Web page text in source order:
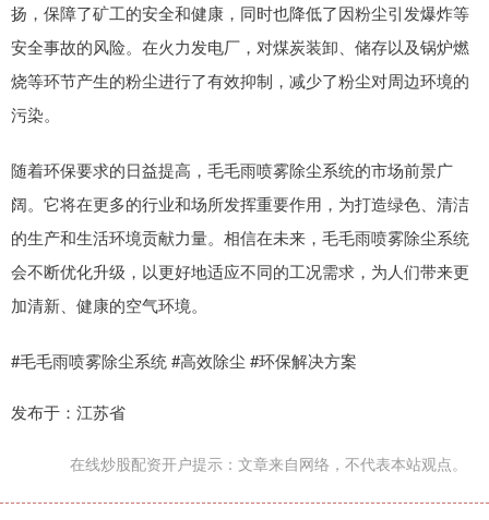
扬，保障了矿工的安全和健康，同时也降低了因粉尘引发爆炸等
安全事故的风险。在火力发电厂，对煤炭装卸、储存以及锅炉燃
烧等环节产生的粉尘进行了有效抑制，减少了粉尘对周边环境的
污染。
随着环保要求的日益提高，毛毛雨喷雾除尘系统的市场前景广
阔。它将在更多的行业和场所发挥重要作用，为打造绿色、清洁
的生产和生活环境贡献力量。相信在未来，毛毛雨喷雾除尘系统
会不断优化升级，以更好地适应不同的工况需求，为人们带来更
加清新、健康的空气环境。
#毛毛雨喷雾除尘系统 #高效除尘 #环保解决方案
发布于：江苏省
在线炒股配资开户提示：文章来自网络，不代表本站观点。